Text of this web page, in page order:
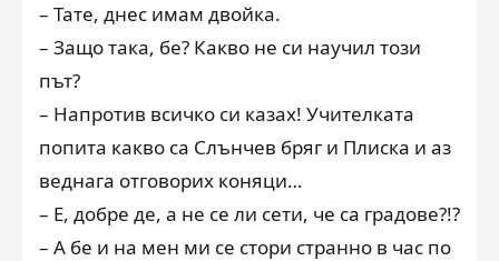
– Тате, днес имам двойка.
– Защо така, бе? Какво не си научил този
път?
– Напротив всичко си казах! Учителката
попита какво са Слънчев бряг и Плиска и аз
веднага отговорих коняци…
– Е, добре де, а не се ли сети, че са градове?!?
– А бе и на мен ми се стори странно в час по